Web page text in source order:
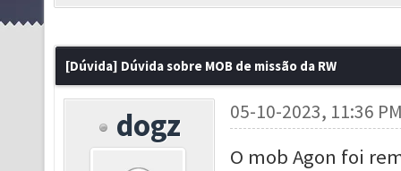
[Dúvida] Dúvida sobre MOB de missão da RW
dogz 05-10-2023, 11:36
O mob Agon foi